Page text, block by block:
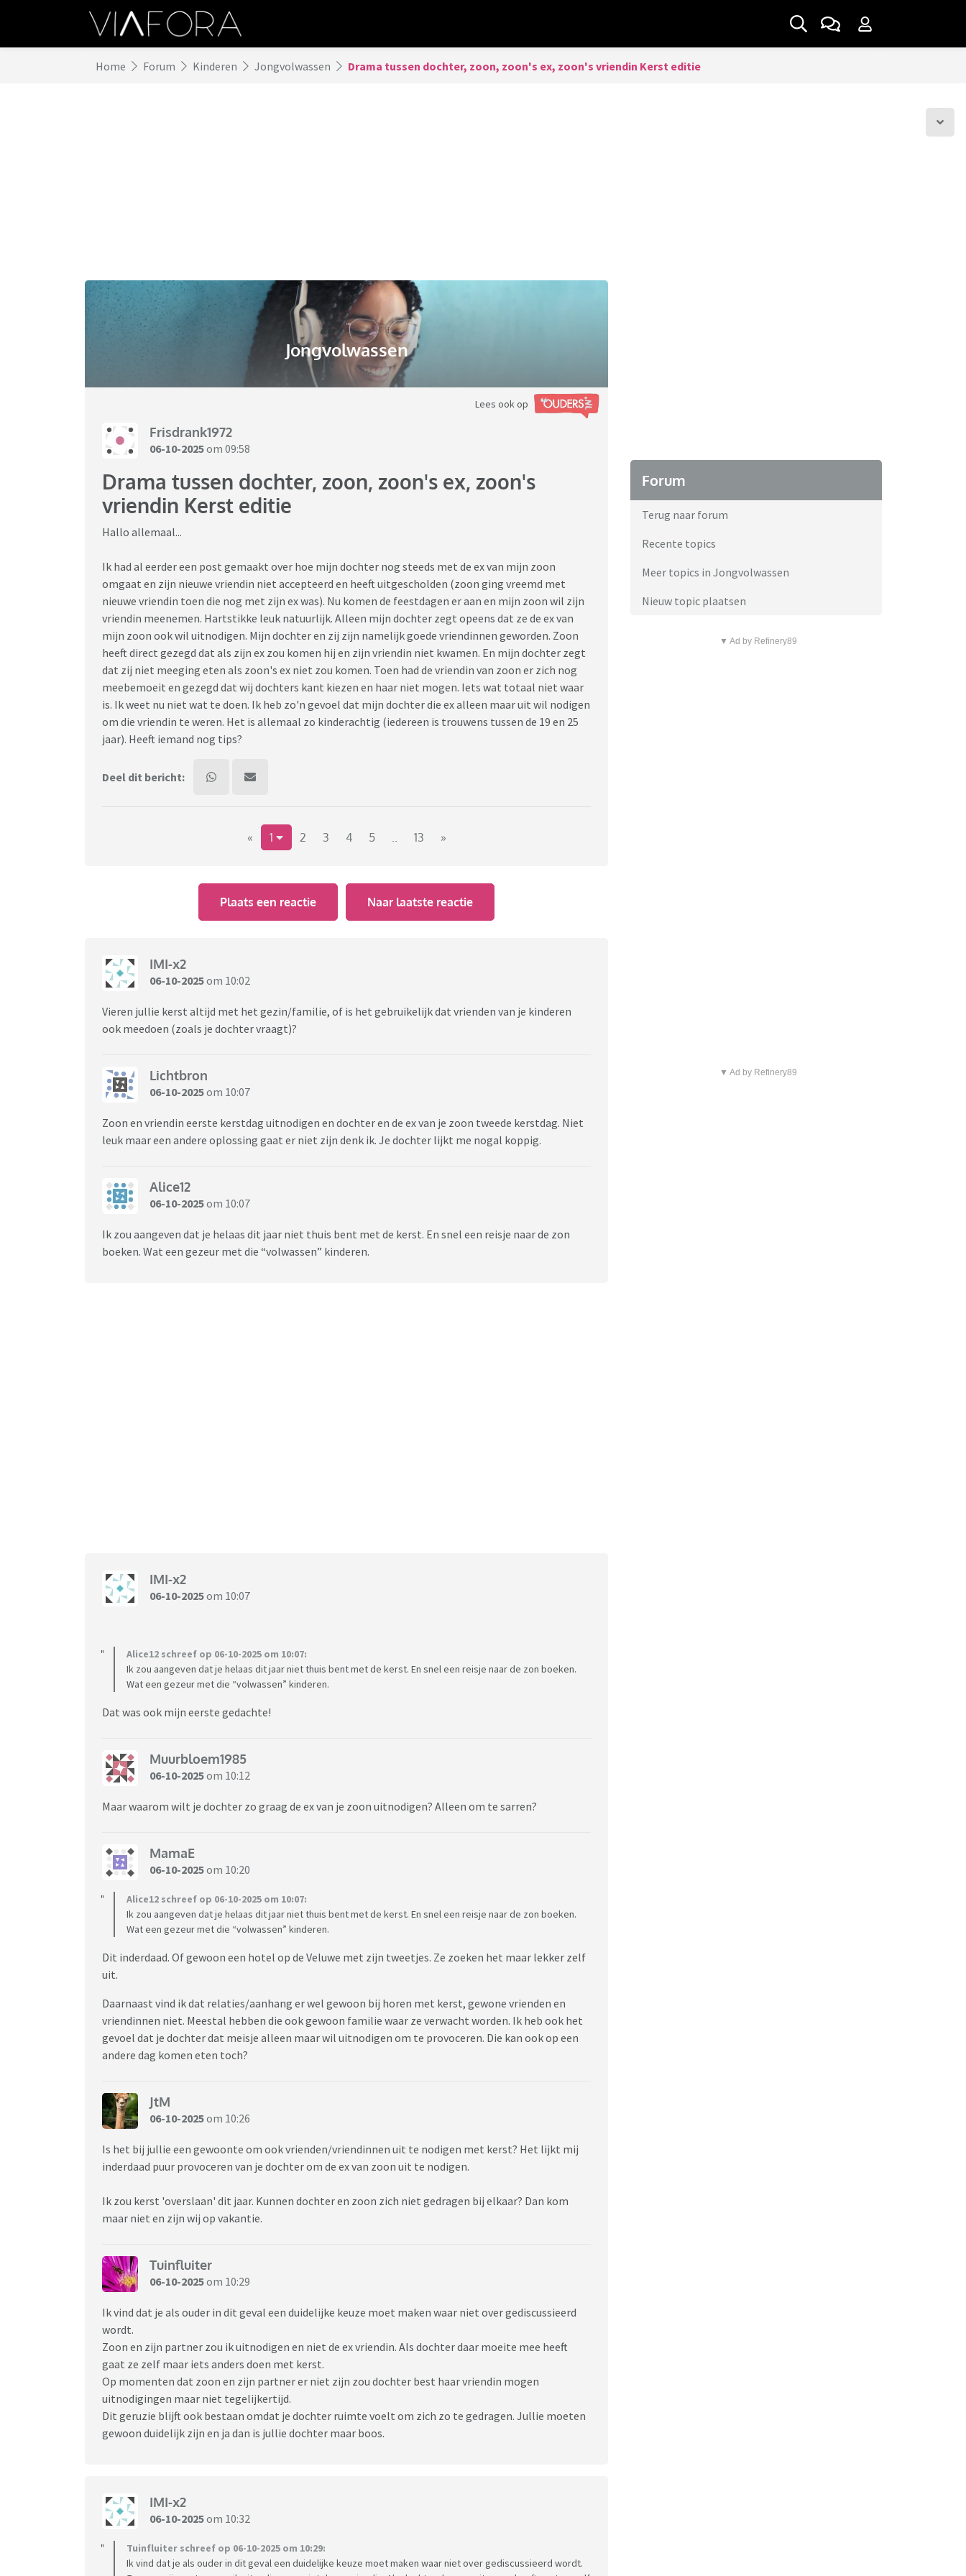
Home Forum Kinderen Jongvolwassen Drama tussen dochter, zoon, zoon's ex, zoon's vriendin Kerst editie
Jongvolwassen
Lees ook op
Frisdrank1972
06-10-2025om 09:58
Drama tussen dochter, zoon, zoon's ex, zoon's
vriendin Kerst editie
Hallo allemaal...
Ik had al eerder een post gemaakt over hoe mijn dochter nog steeds met de ex van mijn zoon
omgaat en zijn nieuwe vriendin niet accepteerd en heeft uitgescholden (zoon ging vreemd met
nieuwe vriendin toen die nog met zijn ex was). Nu komen de feestdagen er aan en mijn zoon wil zijn
vriendin meenemen. Hartstikke leuk natuurlijk. Alleen mijn dochter zegt opeens dat ze de ex van
mijn zoon ook wil uitnodigen. Mijn dochter en zij zijn namelijk goede vriendinnen geworden. Zoon
heeft direct gezegd dat als zijn ex zou komen hij en zijn vriendin niet kwamen. En mijn dochter zegt
dat zij niet meeging eten als zoon's ex niet zou komen. Toen had de vriendin van zoon er zich nog
meebemoeit en gezegd dat wij dochters kant kiezen en haar niet mogen. Iets wat totaal niet waar
is. Ik weet nu niet wat te doen. Ik heb zo'n gevoel dat mijn dochter die ex alleen maar uit wil nodigen
om die vriendin te weren. Het is allemaal zo kinderachtig (iedereen is trouwens tussen de 19 en 25
jaar). Heeft iemand nog tips?
Deel dit bericht:
« 1 2 3 4 5 .. 13 »
Plaats een reactie Naar laatste reactie
IMI-x2
06-10-2025om 10:02
Vieren jullie kerst altijd met het gezin/familie, of is het gebruikelijk dat vrienden van je kinderen
ook meedoen (zoals je dochter vraagt)?
Lichtbron
06-10-2025om 10:07
Zoon en vriendin eerste kerstdag uitnodigen en dochter en de ex van je zoon tweede kerstdag. Niet
leuk maar een andere oplossing gaat er niet zijn denk ik. Je dochter lijkt me nogal koppig.
Alice12
06-10-2025om 10:07
Ik zou aangeven dat je helaas dit jaar niet thuis bent met de kerst. En snel een reisje naar de zon
boeken. Wat een gezeur met die “volwassen” kinderen.
IMI-x2
06-10-2025om 10:07
Alice12 schreef op 06-10-2025 om 10:07:
Ik zou aangeven dat je helaas dit jaar niet thuis bent met de kerst. En snel een reisje naar de zon boeken.
Wat een gezeur met die “volwassen” kinderen.
Dat was ook mijn eerste gedachte!
Muurbloem1985
06-10-2025om 10:12
Maar waarom wilt je dochter zo graag de ex van je zoon uitnodigen? Alleen om te sarren?
MamaE
06-10-2025om 10:20
Alice12 schreef op 06-10-2025 om 10:07:
Ik zou aangeven dat je helaas dit jaar niet thuis bent met de kerst. En snel een reisje naar de zon boeken.
Wat een gezeur met die “volwassen” kinderen.
Dit inderdaad. Of gewoon een hotel op de Veluwe met zijn tweetjes. Ze zoeken het maar lekker zelf
uit.
Daarnaast vind ik dat relaties/aanhang er wel gewoon bij horen met kerst, gewone vrienden en
vriendinnen niet. Meestal hebben die ook gewoon familie waar ze verwacht worden. Ik heb ook het
gevoel dat je dochter dat meisje alleen maar wil uitnodigen om te provoceren. Die kan ook op een
andere dag komen eten toch?
JtM
06-10-2025om 10:26
Is het bij jullie een gewoonte om ook vrienden/vriendinnen uit te nodigen met kerst? Het lijkt mij
inderdaad puur provoceren van je dochter om de ex van zoon uit te nodigen.
Ik zou kerst 'overslaan' dit jaar. Kunnen dochter en zoon zich niet gedragen bij elkaar? Dan kom
maar niet en zijn wij op vakantie.
Tuinfluiter
06-10-2025om 10:29
Ik vind dat je als ouder in dit geval een duidelijke keuze moet maken waar niet over gediscussieerd
wordt.
Zoon en zijn partner zou ik uitnodigen en niet de ex vriendin. Als dochter daar moeite mee heeft
gaat ze zelf maar iets anders doen met kerst.
Op momenten dat zoon en zijn partner er niet zijn zou dochter best haar vriendin mogen
uitnodigingen maar niet tegelijkertijd.
Dit geruzie blijft ook bestaan omdat je dochter ruimte voelt om zich zo te gedragen. Jullie moeten
gewoon duidelijk zijn en ja dan is jullie dochter maar boos.
IMI-x2
06-10-2025om 10:32
Tuinfluiter schreef op 06-10-2025 om 10:29:
Ik vind dat je als ouder in dit geval een duidelijke keuze moet maken waar niet over gediscussieerd wordt.
Forum
Terug naar forum
Recente topics
Meer topics in Jongvolwassen
Nieuw topic plaatsen
▼ Ad by Refinery89
▼ Ad by Refinery89